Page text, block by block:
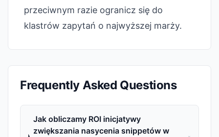
przeciwnym razie ogranicz się do
klastrów zapytań o najwyższej marży.
Frequently Asked Questions
Jak obliczamy ROI inicjatywy
zwiększania nasycenia snippetów w